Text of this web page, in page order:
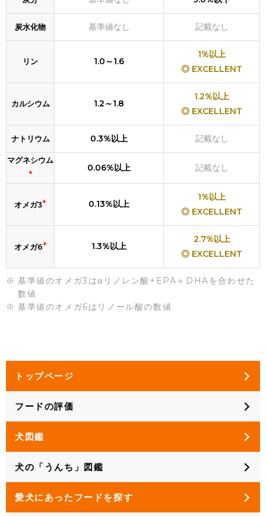
炭水化物 基準値なし 記載なし
リン 1.0～1.6
1%以上
◎ EXCELLENT
カルシウム 1.2～1.8
1.2%以上
◎ EXCELLENT
ナトリウム 0.3%以上 記載なし
マグネシウム
*
0.06%以上 記載なし
オメガ3* 0.13%以上
1%以上
◎ EXCELLENT
オメガ6* 1.3%以上
2.7%以上
◎ EXCELLENT
基準値のオメガ3はαリノレン酸+EPA＋DHAを合わせた
数値
基準値のオメガ6はリノール酸の数値
トップページ
フードの評価
犬図鑑
犬の「うんち」図鑑
愛犬にあったフードを探す